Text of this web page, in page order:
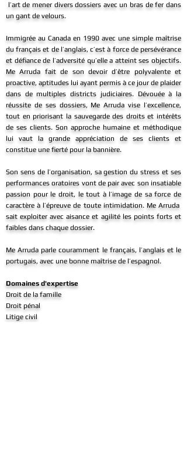
l’art de mener divers dossiers avec un bras de fer dans
un gant de velours.
Immigrée au Canada en 1990 avec une simple maîtrise
du français et de l’anglais, c’est à force de persévérance
et défiance de l’adversité qu’elle a atteint ses objectifs.
Me Arruda fait de son devoir d’être polyvalente et
proactive, aptitudes lui ayant permis à ce jour de plaider
dans de multiples districts judiciaires. Dévouée à la
réussite de ses dossiers, Me Arruda vise l’excellence,
tout en priorisant la sauvegarde des droits et intérêts
de ses clients. Son approche humaine et méthodique
lui vaut la grande appréciation de ses clients et
constitue une fierté pour la bannière.
Son sens de l’organisation, sa gestion du stress et ses
performances oratoires vont de pair avec son insatiable
passion pour le droit, le tout à l’image de sa force de
caractère à l’épreuve de toute intimidation. Me Arruda
sait exploiter avec aisance et agilité les points forts et
faibles dans chaque dossier.
Me Arruda parle couramment le français, l’anglais et le
portugais, avec une bonne maîtrise de l’espagnol.
Domaines d'expertise
Droit de la famille
Droit pénal
Litige civil